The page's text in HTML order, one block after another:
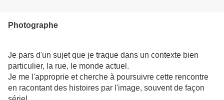
Photographe
Je pars d'un sujet que je traque dans un contexte bien
particulier, la rue, le monde actuel.
Je me l'approprie et cherche à poursuivre cette rencontre
en racontant des histoires par l'image, souvent de façon